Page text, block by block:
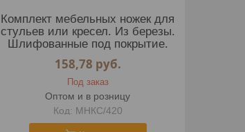
Комплект мебельных ножек для
стульев или кресел. Из березы.
Шлифованные под покрытие.
158,78 руб.
Под заказ
Оптом и в розницу
МНКС/420